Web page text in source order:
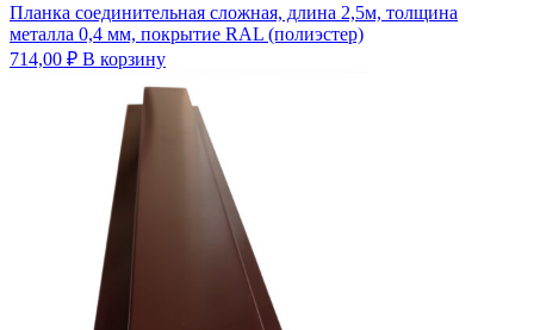
Планка соединительная сложная, длина 2,5м, толщина
металла 0,4 мм, покрытие RAL (полиэстер)
714,00 ₽ В корзину